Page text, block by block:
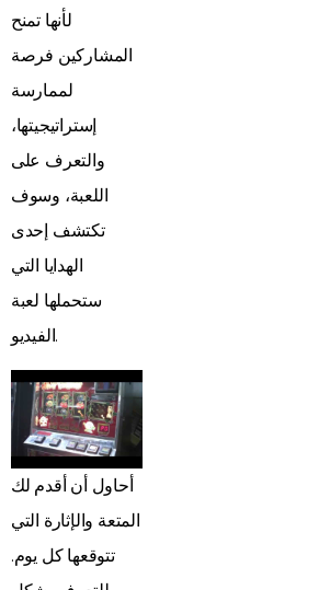
لأنها تمنح
المشاركين فرصة
لممارسة
إستراتيجيتها،
والتعرف على
اللعبة، وسوف
تكتشف إحدى
الهدايا التي
ستحملها لعبة
الفيديو.
أحاول أن أقدم لك
المتعة والإثارة التي
تتوقعها كل يوم.